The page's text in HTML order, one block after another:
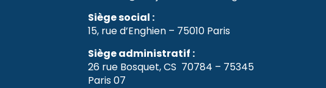
Siège social :
15, rue d’Enghien – 75010 Paris
Siège administratif :
26 rue Bosquet, CS 70784 – 75345
Paris 07